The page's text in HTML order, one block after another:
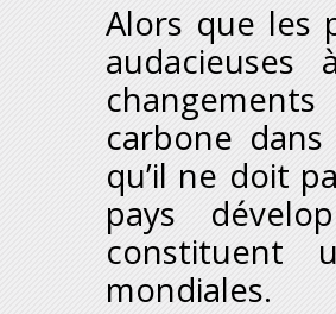
Alors que les
carbone
qu’il ne doit
pays
constituent
mondiales.